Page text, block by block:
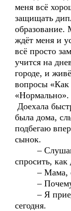
меня всё
защищать
образование.
ждёт меня и
всё просто
учится на
городе, и
вопросы «Как
«Нормально».
Доехала
была дома,
подбегаю
сынок.
– Слушаю.
спросить, как
– Мама,
– Почему?
– Я
сегодня.